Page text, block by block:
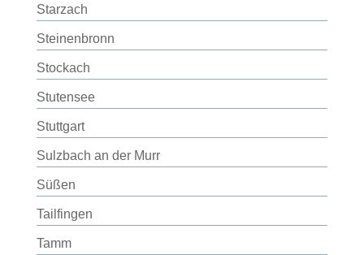
Starzach
Steinenbronn
Stockach
Stutensee
Stuttgart
Sulzbach an der Murr
Süßen
Tailfingen
Tamm